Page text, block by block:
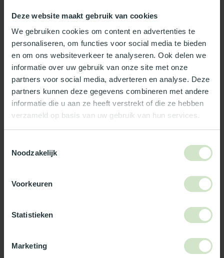
Deze website maakt gebruik van cookies
We gebruiken cookies om content en advertenties te
personaliseren, om functies voor social media te bieden
en om ons websiteverkeer te analyseren. Ook delen we
informatie over uw gebruik van onze site met onze
partners voor social media, adverteren en analyse. Deze
partners kunnen deze gegevens combineren met andere
informatie die u aan ze heeft verstrekt of die ze hebben
verzameld op basis van uw gebruik van hun services.
Noodzakelijk
Voorkeuren
Statistieken
Marketing
Specificaties
Reviews
Wat ons écht bijzonder maakt:
Officieel Skylux dealer!
Gratis bezorging in Nederland, m.u.v. de Waddeneilanden
99% uit voorraad leverbaar
3-5 werkdagen levertijd
Maak jouw bestelling compleet!
TypeError: Failed to fetch
https://www.natuurlijklicht.nl/platdakramen/wanden/3-
Gebruik onze daglicht keuzehulp!
Twijfel je over welke daglicht oplossing het beste bij jou past?